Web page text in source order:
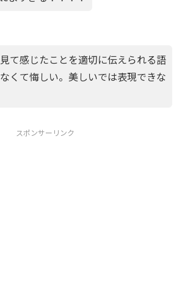
て感じたことを適切に伝えられる語
くて悔しい。美しいでは表現できな
スポンサーリンク